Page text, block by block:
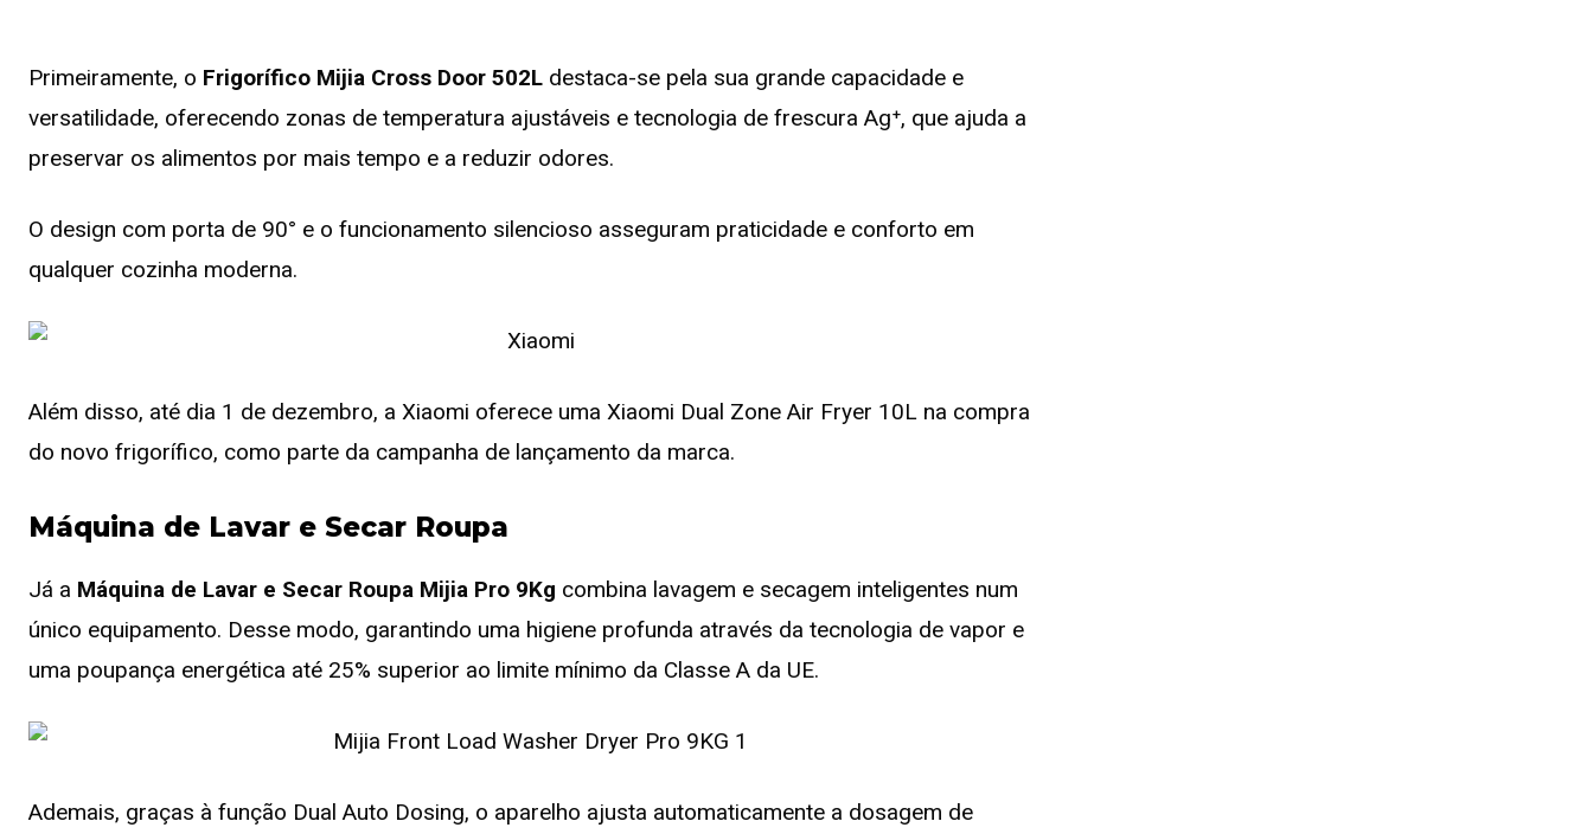
Primeiramente, o Frigorífico Mijia Cross Door 502L destaca-se pela sua grande capacidade e
versatilidade, oferecendo zonas de temperatura ajustáveis e tecnologia de frescura Ag⁺, que ajuda a
preservar os alimentos por mais tempo e a reduzir odores.
O design com porta de 90° e o funcionamento silencioso asseguram praticidade e conforto em
qualquer cozinha moderna.
Além disso, até dia 1 de dezembro, a Xiaomi oferece uma Xiaomi Dual Zone Air Fryer 10L na compra
do novo frigorífico, como parte da campanha de lançamento da marca.
Máquina de Lavar e Secar Roupa
Já a Máquina de Lavar e Secar Roupa Mijia Pro 9Kg combina lavagem e secagem inteligentes num
único equipamento. Desse modo, garantindo uma higiene profunda através da tecnologia de vapor e
uma poupança energética até 25% superior ao limite mínimo da Classe A da UE.
Ademais, graças à função Dual Auto Dosing, o aparelho ajusta automaticamente a dosagem de